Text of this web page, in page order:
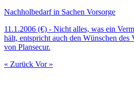
Nachholbedarf in Sachen Vorsorge
11.1.2006 (€) - Nicht alles, was ein
hält, entspricht auch den Wünschen des
von Plansecur.
« Zurück Vor »